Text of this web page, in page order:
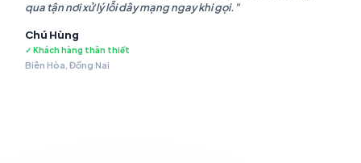
qua tận nơi xử lý lỗi dây mạng ngay khi gọi."
Chú Hùng
✓ Khách hàng thân thiết
Biên Hòa, Đồng Nai